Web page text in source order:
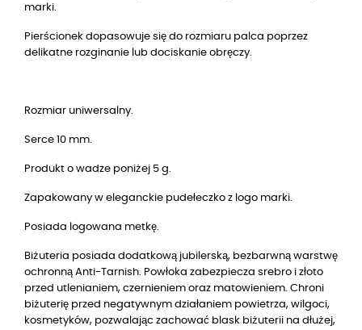
marki.
Pierścionek dopasowuje się do rozmiaru palca poprzez
delikatne rozginanie lub dociskanie obręczy.
Rozmiar uniwersalny.
Serce 10 mm.
Produkt o wadze poniżej 5 g.
Zapakowany w eleganckie pudełeczko z logo marki.
Posiada logowana metkę.
Biżuteria posiada dodatkową jubilerską, bezbarwną warstwę
ochronną Anti-Tarnish. Powłoka zabezpiecza srebro i złoto
przed utlenianiem, czernieniem oraz matowieniem. Chroni
biżuterię przed negatywnym działaniem powietrza, wilgoci,
kosmetyków, pozwalając zachować blask biżuterii na dłużej,